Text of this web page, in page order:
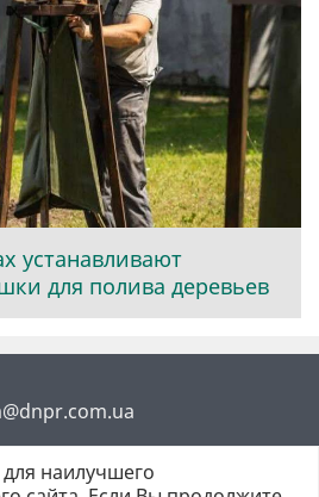
устанавливают
для полива деревьев
наилучшего